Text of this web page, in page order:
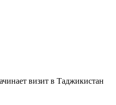
визит в Таджикистан